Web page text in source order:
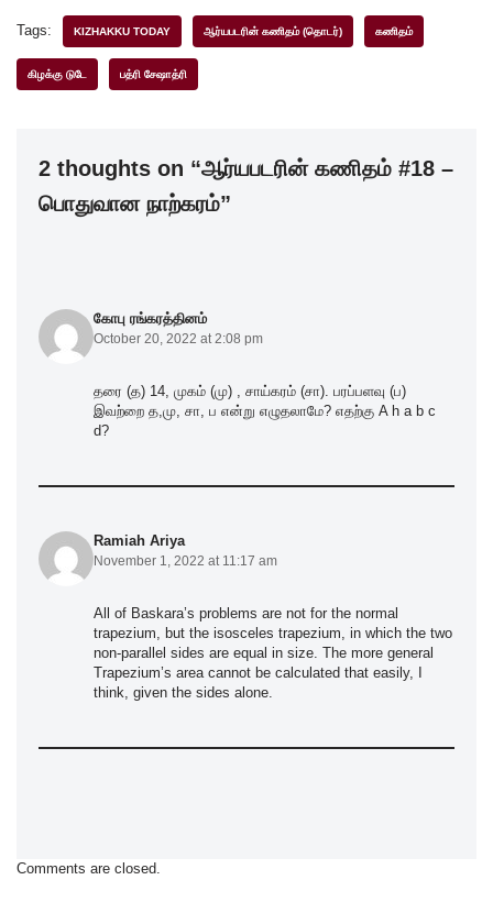
c
e
o
k
tt
er
k
e
at
s
p
ar
Tags: KIZHAKKU TODAY ஆர்யபடரின் கணிதம் (தொடர்) கணிதம்
கிழக்கு டுடே பத்ரி சேஷாத்ரி
2 thoughts on “ஆர்யபடரின் கணிதம் #18 –
பொதுவான நாற்கரம்”
கோபு ரங்கரத்தினம்
October 20, 2022 at 2:08 pm
தரை (த) 14, முகம் (மு) , சாய்கரம் (சா). பரப்பளவு (ப)
இவற்றை த,மு, சா, ப என்று எழுதலாமே? எதற்கு A h a b c
d?
Ramiah Ariya
November 1, 2022 at 11:17 am
All of Baskara’s problems are not for the normal
trapezium, but the isosceles trapezium, in which the two
non-parallel sides are equal in size. The more general
Trapezium’s area cannot be calculated that easily, I
think, given the sides alone.
Comments are closed.